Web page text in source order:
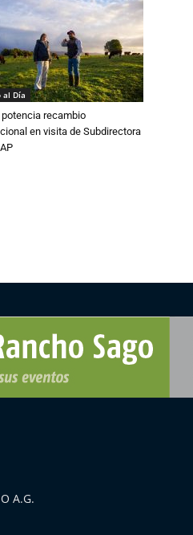
al Día
potencia recambio
en visita de Subdirectora
A.G.